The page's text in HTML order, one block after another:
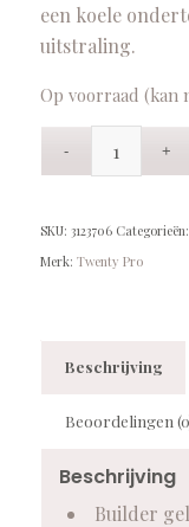
een koele
uitstraling.
Op voorraad (kan
SKU: 3123706 Categorieën:
Merk: Twenty Pro
Beschrijving
Beoordelingen
Beschrijving
Builder